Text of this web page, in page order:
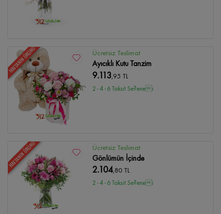
HAFTANIN ÜRÜNÜ Ücretsiz Teslimat
Ayıcıklı Kutu Tanzim
9.113,95 TL
2 - 4 - 6 Taksit Se?enei
HAFTANIN ÜRÜNÜ Ücretsiz Teslimat
Gönlümün İçinde
2.104,80 TL
2 - 4 - 6 Taksit Se?enei